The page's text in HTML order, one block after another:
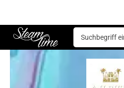
Steam time
Spirituosen